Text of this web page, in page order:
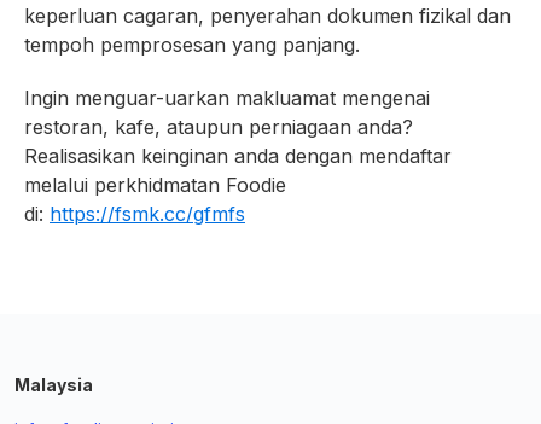
keperluan cagaran, penyerahan dokumen fizikal dan
tempoh pemprosesan yang panjang.
Ingin menguar-uarkan makluamat mengenai
restoran, kafe, ataupun perniagaan anda?
Realisasikan keinginan anda dengan mendaftar
melalui perkhidmatan Foodie
di: https://fsmk.cc/gfmfs
Malaysia